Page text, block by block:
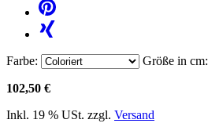
Farbe: Größe in cm:
102,50 €
Inkl. 19 % USt. zzgl. Versand